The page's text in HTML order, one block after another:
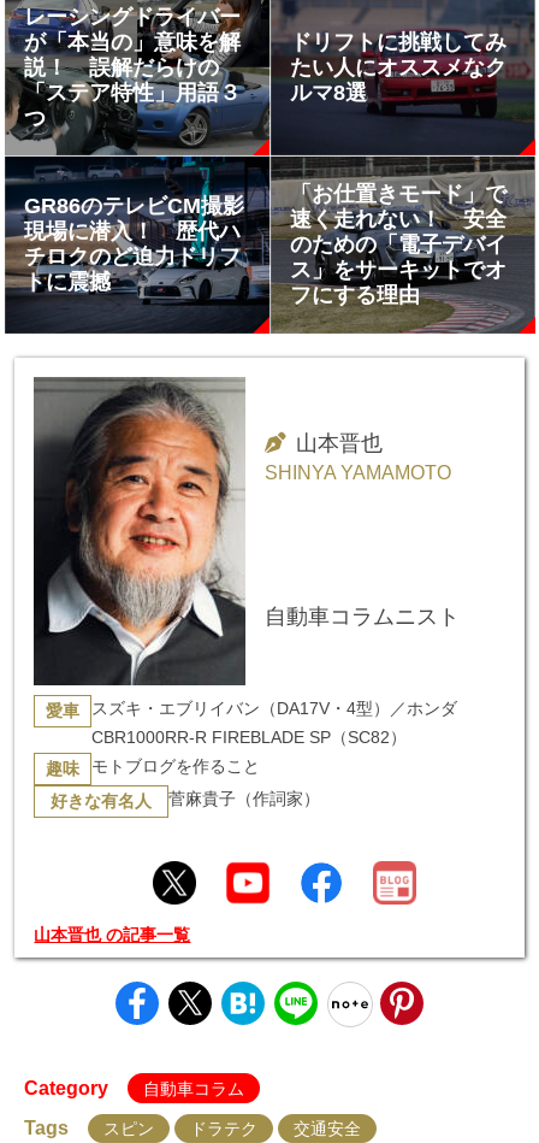
レーシングドライバー
が「本当の」意味を解
説！ 誤解だらけの
「ステア特性」用語３
つ
ドリフトに挑戦してみ
たい人にオススメなク
ルマ8選
GR86のテレビCM撮影
現場に潜入！ 歴代ハ
チロクのど迫力ドリフ
トに震撼
「お仕置きモード」で
速く走れない！ 安全
のための「電子デバイ
ス」をサーキットでオ
フにする理由
山本晋也
SHINYA YAMAMOTO
自動車コラムニスト
愛車
スズキ・エブリイバン（DA17V・4型）／ホンダ
CBR1000RR-R FIREBLADE SP（SC82）
趣味 モトブログを作ること
好きな有名人 菅麻貴子（作詞家）
山本晋也 の記事一覧
Category 自動車コラム
Tags スピン ドラテク 交通安全